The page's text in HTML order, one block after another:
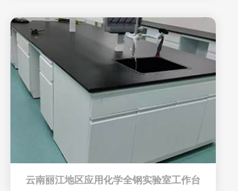
云南丽江地区应用化学全钢实验室工作台